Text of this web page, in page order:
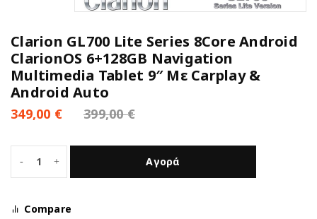
Clarion GL700 Lite Series 8Core Android
ClarionOS 6+128GB Navigation
Multimedia Tablet 9″ Με Carplay &
Android Auto
399,00€
349,00 €
Αγορά
Compare